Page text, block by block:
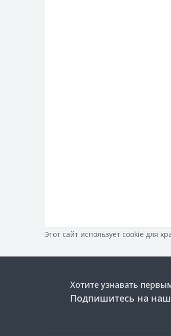
Этот сайт использует cookie для
Хотите узнавать
Подпишитесь на